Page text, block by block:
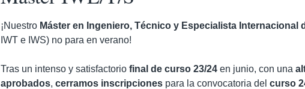
¡Nuestro Máster en Ingeniero, Técnico y Especialista Internacional
IWT e IWS) no para en verano!
Tras un intenso y satisfactorio final de curso 23/24 en junio, con una
aprobados, cerramos inscripciones para la convocatoria del curso